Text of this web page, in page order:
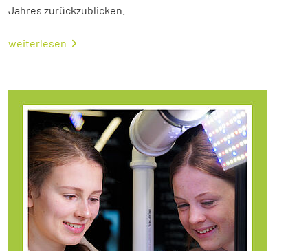
Jahres zurückzublicken.
weiterlesen